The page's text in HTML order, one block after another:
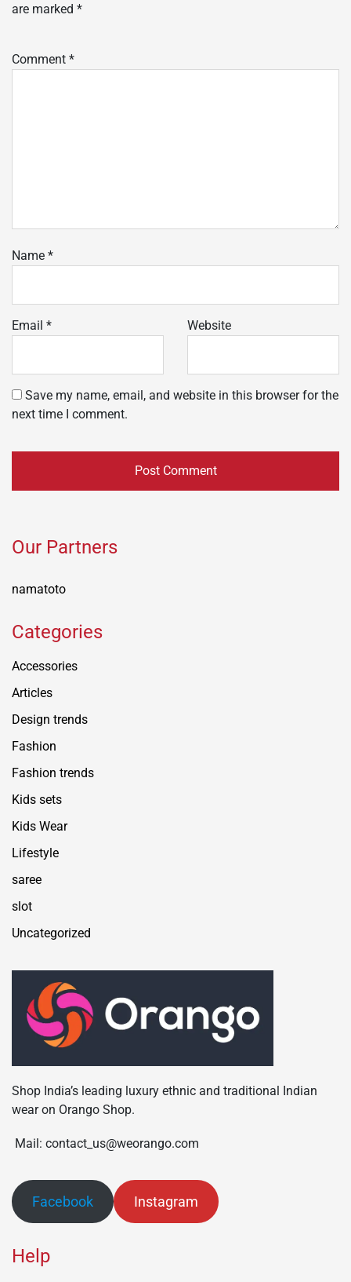
are marked *
Comment *
Name *
Email * Website
Save my name, email, and website in this browser for the
next time I comment.
Our Partners
namatoto
Categories
Accessories
Articles
Design trends
Fashion
Fashion trends
Kids sets
Kids Wear
Lifestyle
saree
slot
Uncategorized
Shop India’s leading luxury ethnic and traditional Indian
wear on Orango Shop.
Mail: contact_us@weorango.com
Facebook Instagram
Help